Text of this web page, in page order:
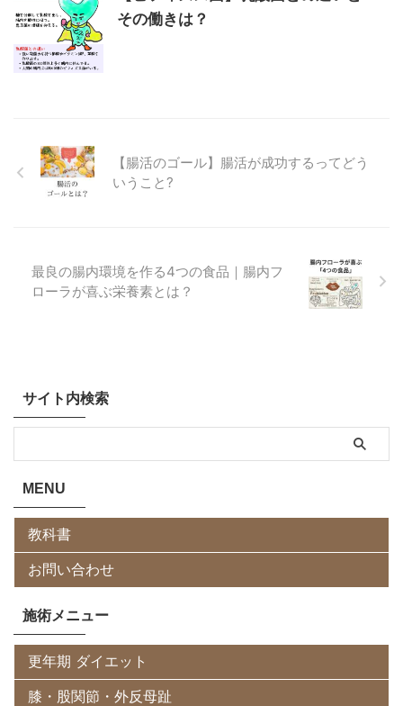
その働きは？
【腸活のゴール】腸活が成功するってどう
いうこと?
最良の腸内環境を作る4つの食品｜腸内フ
ローラが喜ぶ栄養素とは？
サイト内検索
MENU
教科書
お問い合わせ
施術メニュー
更年期 ダイエット
膝・股関節・外反母趾